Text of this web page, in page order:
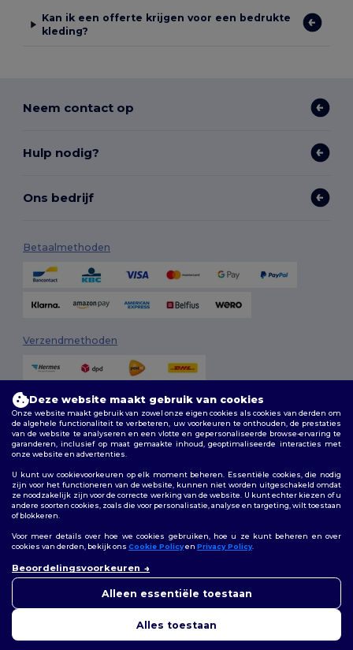
Kan ik een offerte krijgen voor een bedrukte
kleding?
Neem contact op
Hulp nodig?
Ons bedrijf
Betaalmethoden
Verzendmethoden
Algemene voorwaarden |Aanpassingsbeleid |Privacybeleid |
Cookiebeleid| Sitemap
Volg ons
Bruxelles|Anvers|Mortsel|Malines|Lierre|Turnhout|Geel|
Hoogstraten|Bruges
Deze website maakt gebruik van cookies
Onze website maakt gebruik van zowel onze eigen cookies als cookies van derden om
de algehele functionaliteit te verbeteren, uw voorkeuren te onthouden, de prestaties
van de website te analyseren en een vlotte en gepersonaliseerde browse-ervaring te
garanderen, inclusief op maat gemaakte inhoud, geoptimaliseerde interacties met
onze website en advertenties.
U kunt uw cookievoorkeuren op elk moment beheren. Essentiële cookies, die nodig
zijn voor het functioneren van de website, kunnen niet worden uitgeschakeld omdat
ze noodzakelijk zijn voor de correcte werking van de website. U kunt echter kiezen of u
andere soorten cookies, zoals die voor personalisatie, analyse en targeting, wilt toestaan
of blokkeren.
Voor meer details over hoe we cookies gebruiken, hoe u ze kunt beheren en over
cookies van derden, bekijk ons Cookie Policyen Privacy Policy.
Beoordelingsvoorkeuren
Alleen essentiële toestaan
Alles toestaan
moment contact met ons
voor u klaar.